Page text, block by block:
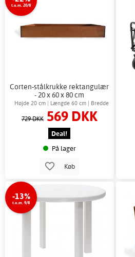
t.o.m. 20/8
Corten-stålkrukke rektangulær
- 20 x 60 x 80 cm
Højde 20 cm | Længde 60 cm | Bredde
60 cm
729 DKK 569 DKK
Deal!
På lager
Køb
-13%
t.o.m. 9/8